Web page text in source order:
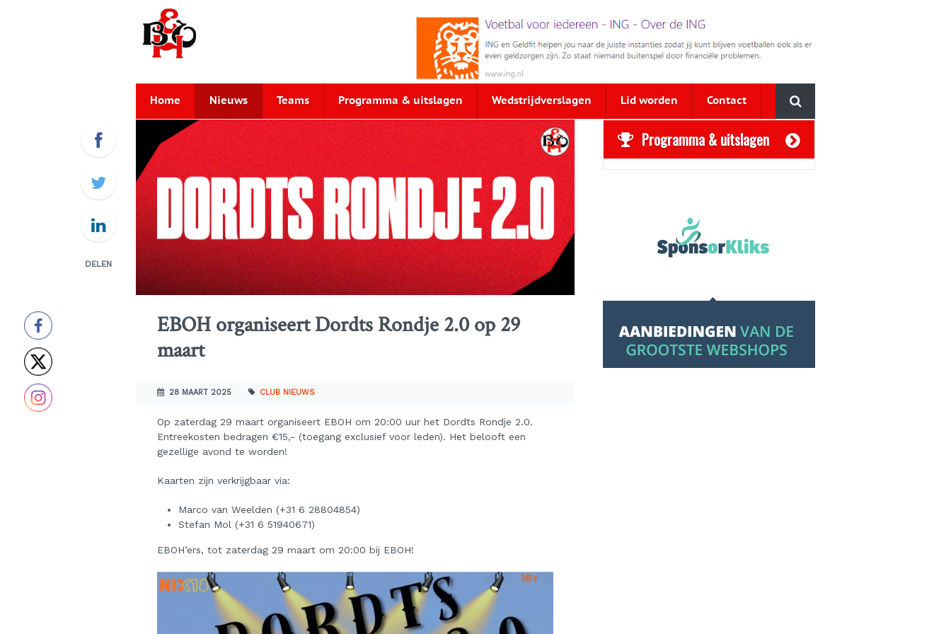
Home Nieuws Teams Programma & uitslagen Wedstrijdverslagen Lid worden Contact
EBOH organiseert Dordts Rondje 2.0 op 29
maart
28 MAART 2025 CLUB NIEUWS
Op zaterdag 29 maart organiseert EBOH om 20:00 uur het Dordts Rondje 2.0.
Entreekosten bedragen €15,- (toegang exclusief voor leden). Het belooft een
gezellige avond te worden!
Kaarten zijn verkrijgbaar via:
Marco van Weelden (+31 6 28804854)
Stefan Mol (+31 6 51940671)
EBOH’ers, tot zaterdag 29 maart om 20:00 bij EBOH!
DELEN
Programma & uitslagen